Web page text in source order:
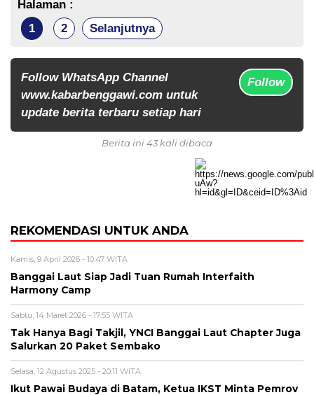
Halaman :
1
2 Selanjutnya
Follow WhatsApp Channel
www.kabarbenggawi.com untuk
update berita terbaru setiap hari
Follow
Berita ini 43 kali dibaca
REKOMENDASI UNTUK ANDA
Kamis, 9 April 2026 - 10:47 WITA
Banggai Laut Siap Jadi Tuan Rumah Interfaith
Harmony Camp
Sabtu, 14 Maret 2026 - 17:55 WITA
Tak Hanya Bagi Takjil, YNCI Banggai Laut Chapter Juga
Salurkan 20 Paket Sembako
Selasa, 12 Agustus 2025 - 20:11 WITA
Ikut Pawai Budaya di Batam, Ketua IKST Minta Pemrov